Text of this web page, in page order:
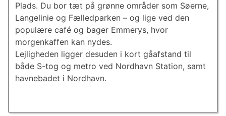
Plads. Du bor tæt på grønne områder som Søerne,
Langelinie og Fælledparken – og lige ved den
populære café og bager Emmerys, hvor
morgenkaffen kan nydes.
Lejligheden ligger desuden i kort gåafstand til
både S-tog og metro ved Nordhavn Station, samt
havnebadet i Nordhavn.